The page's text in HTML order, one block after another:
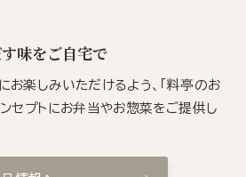
味をご自宅で
お楽しみいただけるよう、「料亭のお
セプトにお弁当やお惣菜をご提供し